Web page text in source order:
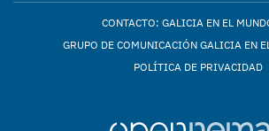
CONTACTO: GALICIA EN EL
GRUPO DE COMUNICACIÓN GALICIA EN
POLÍTICA DE PRIVACIDAD